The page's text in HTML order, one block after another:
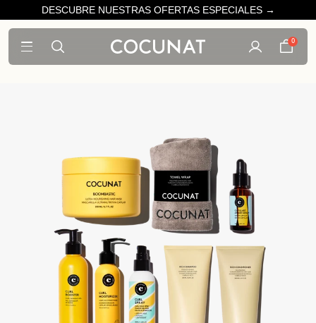
DESCUBRE NUESTRAS OFERTAS ESPECIALES →
0